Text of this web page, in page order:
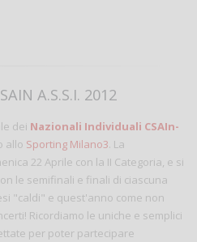
A.S.S.I. 2012
dei Nazionali Individuali CSAIn-
allo Sporting Milano3. La
22 Aprile con la II Categoria, e si
le semifinali e finali di ciascuna
"caldi" e quest'anno come non
Ricordiamo le uniche e semplici
per poter partecipare